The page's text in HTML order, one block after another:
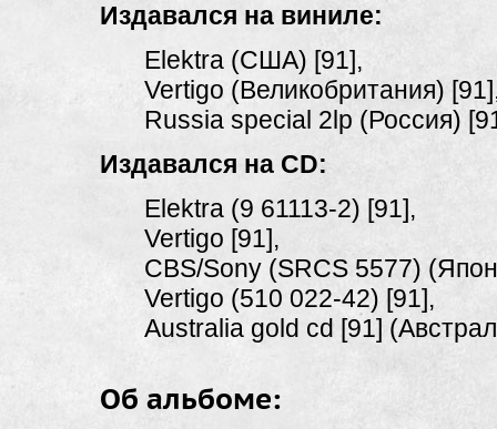
Издавался на виниле:
Elektra (США) [91],
Vertigo (Великобритания)
Russia special 2lp (Россия)
Издавался на CD:
Elektra (9 61113-2) [91],
Vertigo [91],
CBS/Sony (SRCS 5577)
Vertigo (510 022-42) [91],
Australia gold cd [91]
Об альбоме: